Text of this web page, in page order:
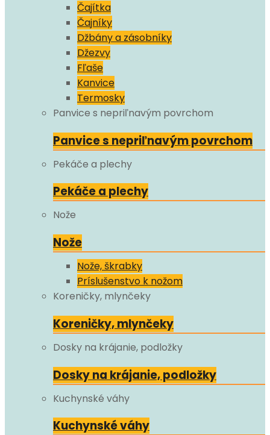
Čajítka
Čajníky
Džbány a zásobníky
Džezvy
Fľaše
Kanvice
Termosky
Panvice s nepriľnavým povrchom
Panvice s nepriľnavým povrchom
Pekáče a plechy
Pekáče a plechy
Nože
Nože
Nože, škrabky
Príslušenstvo k nožom
Koreničky, mlynčeky
Koreničky, mlynčeky
Dosky na krájanie, podložky
Dosky na krájanie, podložky
Kuchynské váhy
Kuchynské váhy